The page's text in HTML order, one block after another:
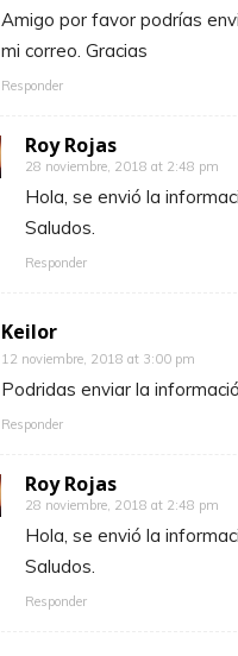
Amigo por favor podrías
mi correo. Gracias
Responder
Roy Rojas
28 noviembre, 2018 at 2:48 pm
Hola, se envió la
Saludos.
Responder
Keilor
12 noviembre, 2018 at 3:00 pm
Podridas enviar la
Responder
Roy Rojas
28 noviembre, 2018 at 2:48 pm
Hola, se envió la
Saludos.
Responder